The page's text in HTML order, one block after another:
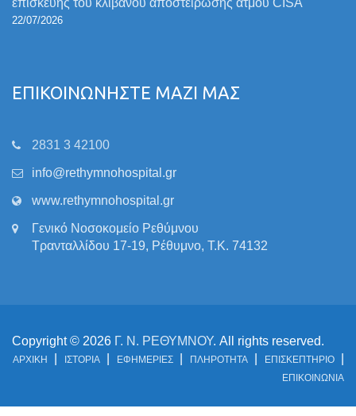
επισκευής του κλιβάνου αποστείρωσης ατμού CISA
22/07/2026
ΕΠΙΚΟΙΝΩΝΗΣΤΕ ΜΑΖΙ ΜΑΣ
2831 3 42100
info@rethymnohospital.gr
www.rethymnohospital.gr
Γενικό Νοσοκομείο Ρεθύμνου
Τρανταλλίδου 17-19, Ρέθυμνο, Τ.Κ. 74132
Copyright © 2026 Γ. Ν. ΡΕΘΥΜΝΟΥ. All rights reserved.
ΑΡΧΙΚΗ ΙΣΤΟΡΙΑ ΕΦΗΜΕΡΙΕΣ ΠΛΗΡΟΤΗΤΑ
ΕΠΙΣΚΕΠΤΗΡΙΟ
ΕΠΙΚΟΙΝΩΝΙΑ